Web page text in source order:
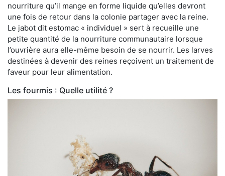
nourriture qu’il mange en forme liquide qu’elles devront
une fois de retour dans la colonie partager avec la reine.
Le jabot dit estomac « individuel » sert à recueille une
petite quantité de la nourriture communautaire lorsque
l’ouvrière aura elle-même besoin de se nourrir. Les larves
destinées à devenir des reines reçoivent un traitement de
faveur pour leur alimentation.
Les fourmis : Quelle utilité ?